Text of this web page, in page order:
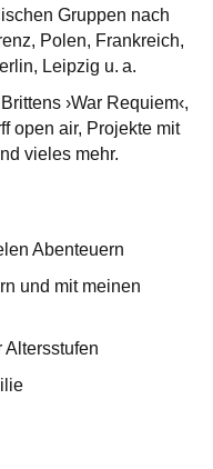
Gruppen nach
Polen, Frankreich,
Leipzig u. a.
›War Requiem‹,
open air, Projekte mit
vieles mehr.
Abenteuern
und mit meinen